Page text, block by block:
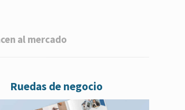
al mercado
Ruedas de negocio